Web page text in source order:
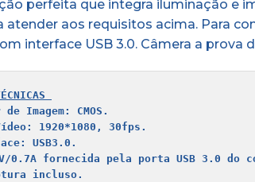
perfeita que integra iluminação e
atender aos requisitos acima. Para
interface USB 3.0. Câmera a prova
Imagem: CMOS.
1920*1080, 30fps.
USB3.0.
0.7A fornecida pela porta USB 3.0 do
incluso.